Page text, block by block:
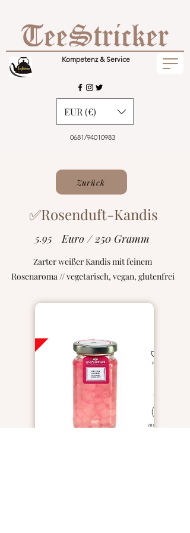
Kompetenz & Service
0681/94010983
EUR (€)
Zurück
✅Rosenduft-Kandis
5.95 Euro / 250 Gramm
Zarter weißer Kandis mit feinem
Rosenaroma // vegetarisch, vegan, glutenfrei